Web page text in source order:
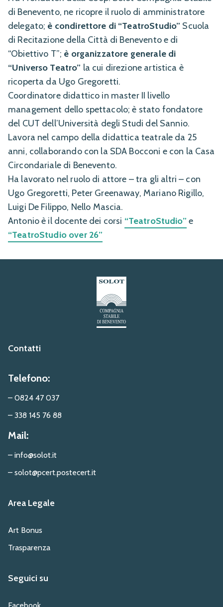
di Benevento, ne ricopre il ruolo di amministratore
delegato; è condirettore di “TeatroStudio” Scuola
di Recitazione della Città di Benevento e di
“Obiettivo T”; è organizzatore generale di
“Universo Teatro” la cui direzione artistica è
ricoperta da Ugo Gregoretti.
Coordinatore didattico in master II livello
management dello spettacolo; è stato fondatore
del CUT dell’Università degli Studi del Sannio.
Lavora nel campo della didattica teatrale da 25
anni, collaborando con la SDA Bocconi e con la Casa
Circondariale di Benevento.
Ha lavorato nel ruolo di attore – tra gli altri – con
Ugo Gregoretti, Peter Greenaway, Mariano Rigillo,
Luigi De Filippo, Nello Mascia.
Antonio è il docente dei corsi “TeatroStudio” e
“TeatroStudio over 26”
Contatti
Telefono:
– 0824 47 037
– 338 145 76 88
Mail:
– info@solot.it
– solot@pcert.postecert.it
Area Legale
Art Bonus
Trasparenza
Seguici su
Facebook